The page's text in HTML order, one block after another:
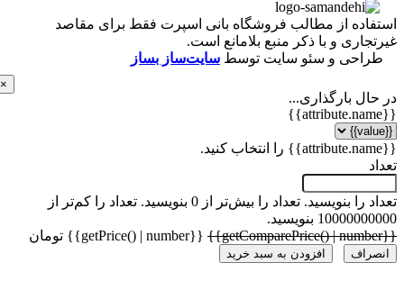
از مطالب فروشگاه بانی اسپرت فقط برای مقاصد
و با ذکر منبع بلامانع است.
و سئو سایت توسطسایت‌ساز بساز
بارگذاری...
را بنویسید.تعداد را بیش‌تر از 0 بنویسید.
تعداد را کم‌تر از
بنویسید.
{{getPrice() | number}} تومان
افزودن به سبد خرید